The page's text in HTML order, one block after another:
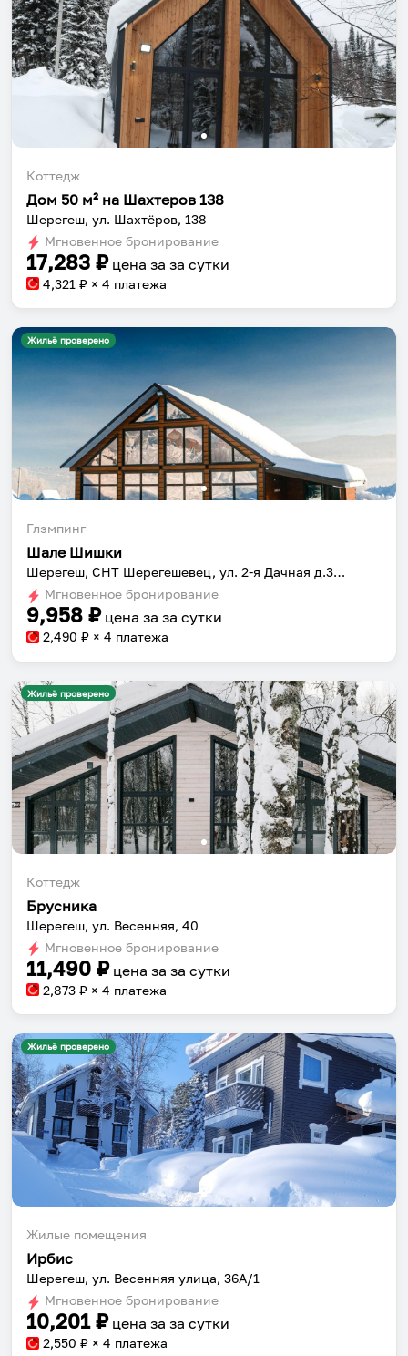
Коттедж
Дом 50 м² на Шахтеров 138
Шерегеш, ул. Шахтёров, 138
Мгновенное бронирование
17,283 ₽ цена за за сутки
4,321 ₽ × 4 платежа
Жильё проверено
Глэмпинг
Шале Шишки
Шерегеш, СНТ Шерегешевец, ул. 2-я Дачная д.355
Мгновенное бронирование
9,958 ₽ цена за за сутки
2,490 ₽ × 4 платежа
Жильё проверено
Коттедж
Брусника
Шерегеш, ул. Весенняя, 40
Мгновенное бронирование
11,490 ₽ цена за за сутки
2,873 ₽ × 4 платежа
Жильё проверено
Жилые помещения
Ирбис
Шерегеш, ул. Весенняя улица, 36А/1
Мгновенное бронирование
10,201₽ цена за за сутки
2,550 ₽ × 4 платежа
Собери путешествие без сложностей
Сохраняй места, повторяй маршруты, находи
компанию и бронируй жильё в одном
приложении.
Установить приложение